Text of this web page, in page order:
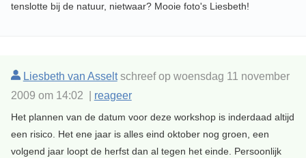
tenslotte bij de natuur, nietwaar? Mooie foto's Liesbeth!
Liesbeth van Asseltschreef op woensdag 11 november
2009 om 14:02 | reageer
Het plannen van de datum voor deze workshop is inderdaad altijd
een risico. Het ene jaar is alles eind oktober nog groen, een
volgend jaar loopt de herfst dan al tegen het einde. Persoonlijk